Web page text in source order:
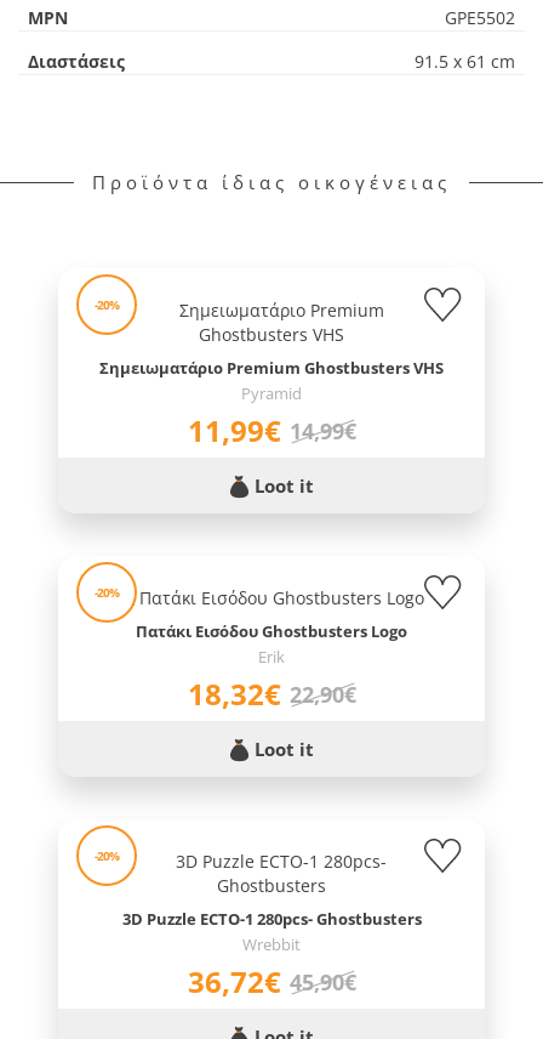
MPN
GPE5502
Διαστάσεις
91.5 x 61 cm
Προϊόντα ίδιας οικογένειας
-20%
Σημειωματάριο Premium Ghostbusters VHS
Pyramid
11,99€ 14,99€
Loot it
-20%
Πατάκι Εισόδου Ghostbusters Logo
Erik
18,32€ 22,90€
Loot it
-20%
3D Puzzle ECTO-1 280pcs- Ghostbusters
Wrebbit
36,72€ 45,90€